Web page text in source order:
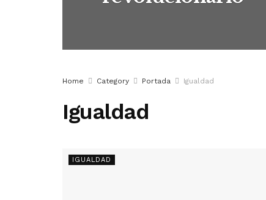
Home Category Portada Igualdad
Igualdad
IGUALDAD